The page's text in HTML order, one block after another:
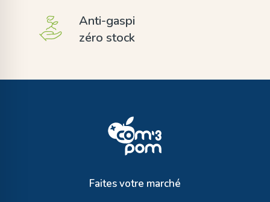
Anti-gaspi
zéro stock
Faites votre marché